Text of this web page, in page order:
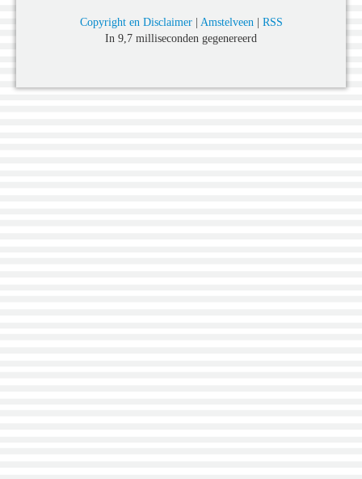
Copyright en Disclaimer| Amstelveen| RSS
In 9,7 milliseconden gegenereerd